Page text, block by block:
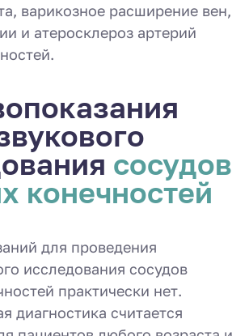
варикозное расширение вен,
и атеросклероз артерий
сосудов
конечностей
для проведения
исследования сосудов
практически нет.
диагностика считается